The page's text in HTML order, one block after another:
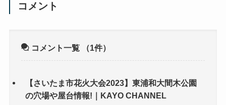
コメント
コメント一覧 （1件）
【さいたま市花火大会2023】東浦和大間木公園
の穴場や屋台情報!｜KAYO CHANNEL